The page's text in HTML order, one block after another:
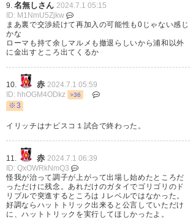
ソルバッケン、残念。
もっと見たかったけど、契約上
のことだから仕方ないか・・・
— 森川 哲好 (moriclawoffice)
2024, 7月 1
ソルバッケンがまた戻ってくれ
るのが1番だけどそうで無いなら
9. 名無しさん 2024.7.1 05:15
ID: M1NmU5Zjkw
まあ裏で交渉続けて再加入の可能性も0じゃない感じ
かな
ローマも持て余しマルメも撤退らしいから浦和以外
に金出すところ出てくるか
10. 赤 2024.7.1 05:59
ID: hhOGM4ODkz
>36
※3
イリッチはナビスコ１試合で終わった。
11. 赤 2024.7.1 06:39
ID: QxOWRkNmQ3
怪我が治って調子が上がって出場し始めたところだ
っただけに残念。あれだけのガタイでゴリゴリのド
リブルで突進するところはＪレベルではなかった。
好調ならハットトリック出来ると公言していただけ
に、ハットトリックを実行してほしかったよ。